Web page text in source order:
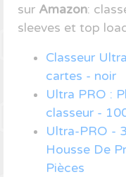
sur Amazon:
sleeves et top
Classeur
cartes - noir
Ultra PRO :
classeur -
Ultra-PRO -
Housse De
Pièces